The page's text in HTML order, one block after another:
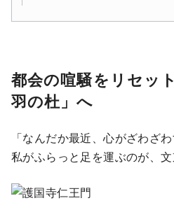
都会の喧騒をリセッ
羽の杜」へ
「なんだか最近、心がざわざ
私がふらっと足を運ぶのが、